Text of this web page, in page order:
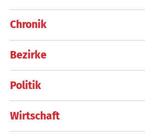
Chronik
Bezirke
Politik
Wirtschaft